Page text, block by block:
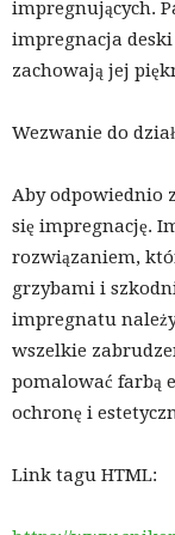
impregnujących.
impregnacja deski
zachowają jej
Wezwanie do
Aby odpowiednio
się impregnację.
rozwiązaniem,
grzybami i
impregnatu należy
wszelkie
pomalować farbą
ochronę i
Link tagu HTML: